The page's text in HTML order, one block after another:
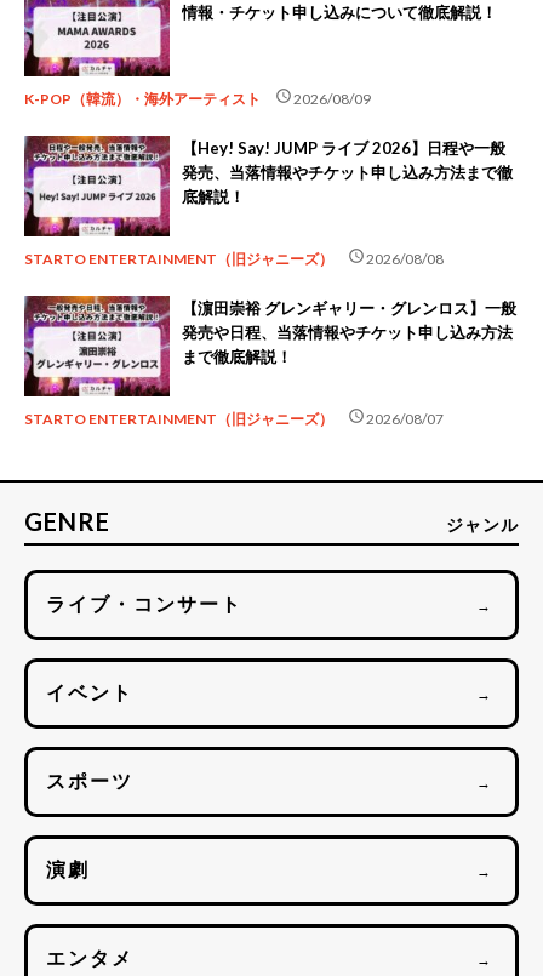
情報・チケット申し込みについて徹底解説！
K-POP（韓流）・海外アーティスト schedule2026/08/09
【Hey! Say! JUMP ライブ 2026】日程や一般
発売、当落情報やチケット申し込み方法まで徹
底解説！
STARTO ENTERTAINMENT（旧ジャニーズ） schedule2026/08/08
【濵田崇裕 グレンギャリー・グレンロス】一般
発売や日程、当落情報やチケット申し込み方法
まで徹底解説！
STARTO ENTERTAINMENT（旧ジャニーズ） schedule2026/08/07
GENRE ジャンル
ライブ・コンサート →
イベント →
スポーツ →
演劇 →
エンタメ →